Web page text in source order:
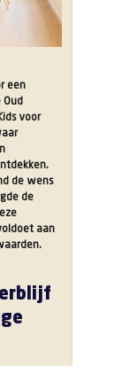
een
Oud
voor
de wens
de
aan